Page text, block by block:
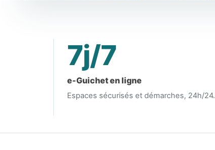
7j/7
e-Guichet en ligne
Espaces sécurisés et démarches, 24h/24.